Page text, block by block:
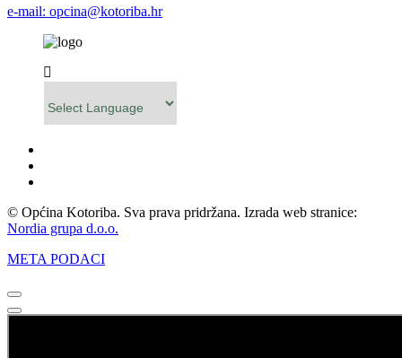
e-mail: opcina@kotoriba.hr
© Općina Kotoriba. Sva prava pridržana. Izrada web stranice:
Nordia grupa d.o.o.
META PODACI